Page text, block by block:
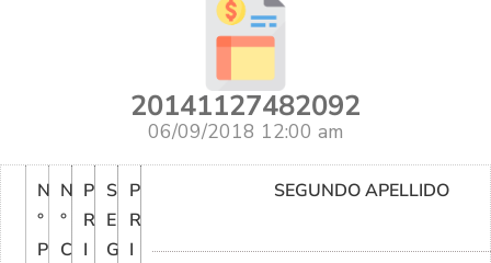
20141127482092
06/09/2018 12:00 am
N
°
P
N
°
C
P
R
I
S
E
G
P
R
I
SEGUNDO APELLIDO